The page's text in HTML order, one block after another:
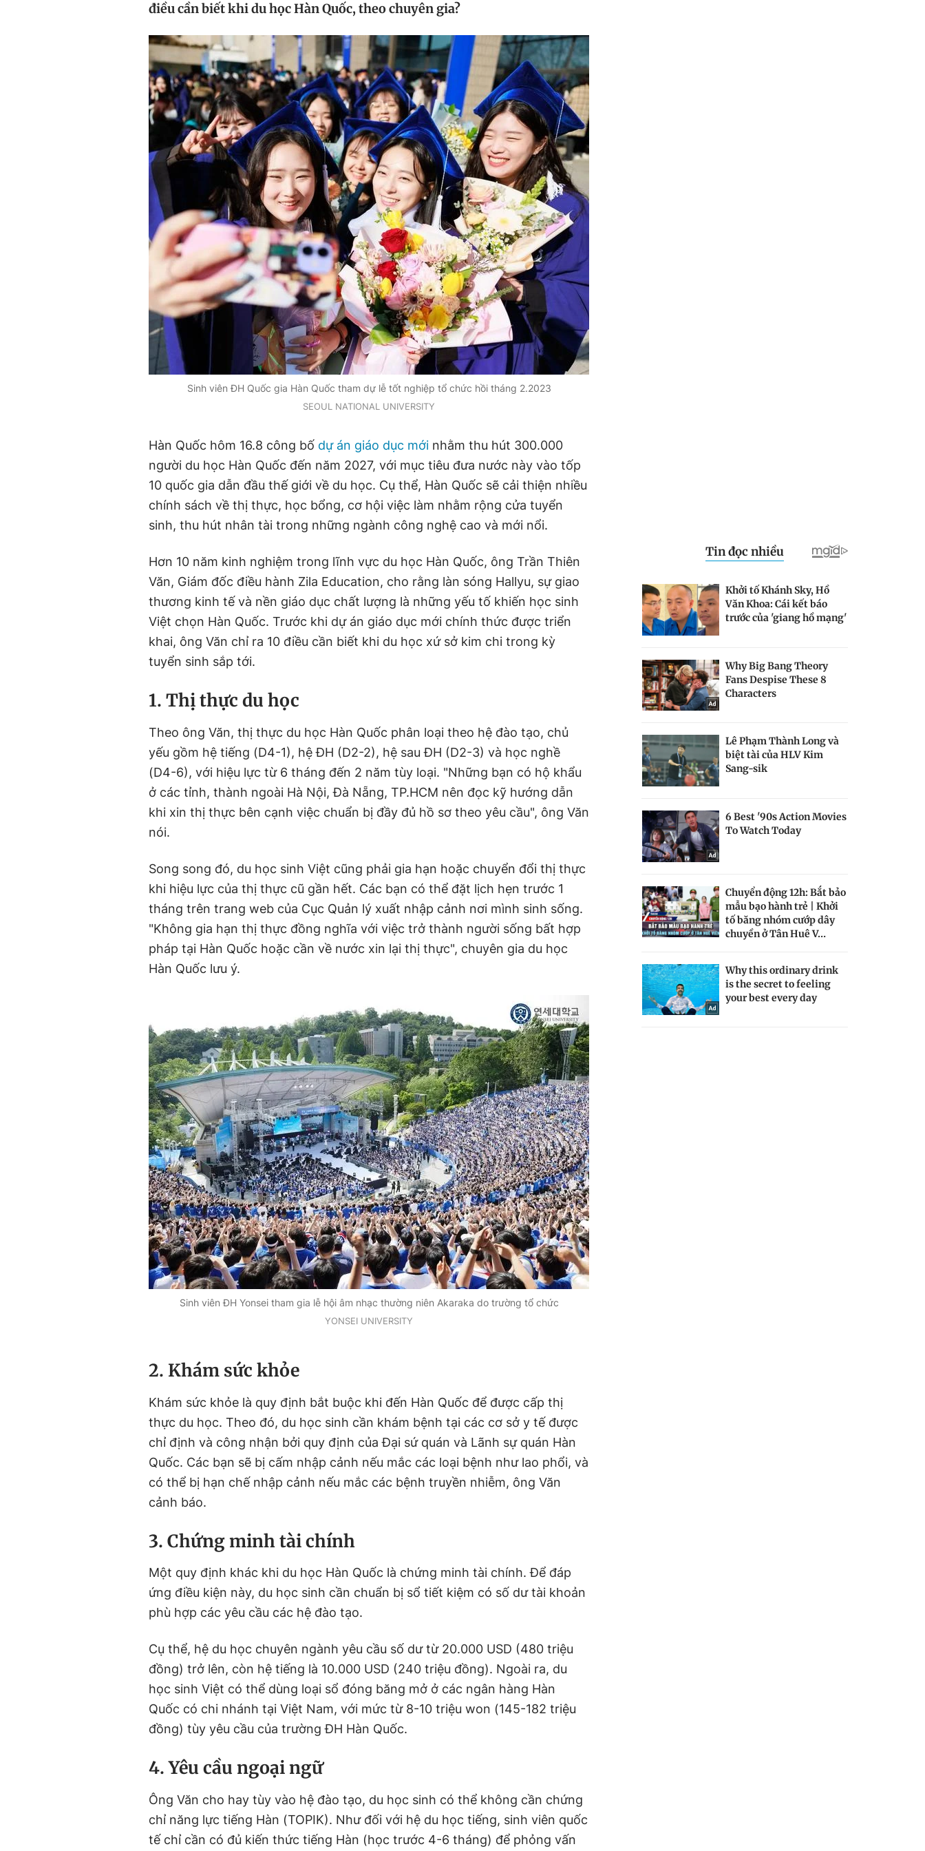
điều cần biết khi du học Hàn Quốc, theo chuyên gia?
Sinh viên ĐH Quốc gia Hàn Quốc tham dự lễ tốt nghiệp tổ chức hồi tháng 2.2023
SEOUL NATIONAL UNIVERSITY
Hàn Quốc hôm 16.8 công bố dự án giáo dục mới nhằm thu hút 300.000
người du học Hàn Quốc đến năm 2027, với mục tiêu đưa nước này vào tốp
10 quốc gia dẫn đầu thế giới về du học. Cụ thể, Hàn Quốc sẽ cải thiện nhiều
chính sách về thị thực, học bổng, cơ hội việc làm nhằm rộng cửa tuyển
sinh, thu hút nhân tài trong những ngành công nghệ cao và mới nổi.
Hơn 10 năm kinh nghiệm trong lĩnh vực du học Hàn Quốc, ông Trần Thiên
Văn, Giám đốc điều hành Zila Education, cho rằng làn sóng Hallyu, sự giao
thương kinh tế và nền giáo dục chất lượng là những yếu tố khiến học sinh
Việt chọn Hàn Quốc. Trước khi dự án giáo dục mới chính thức được triển
khai, ông Văn chỉ ra 10 điều cần biết khi du học xứ sở kim chi trong kỳ
tuyển sinh sắp tới.
1. Thị thực du học
Theo ông Văn, thị thực du học Hàn Quốc phân loại theo hệ đào tạo, chủ
yếu gồm hệ tiếng (D4-1), hệ ĐH (D2-2), hệ sau ĐH (D2-3) và học nghề
(D4-6), với hiệu lực từ 6 tháng đến 2 năm tùy loại. "Những bạn có hộ khẩu
ở các tỉnh, thành ngoài Hà Nội, Đà Nẵng, TP.HCM nên đọc kỹ hướng dẫn
khi xin thị thực bên cạnh việc chuẩn bị đầy đủ hồ sơ theo yêu cầu", ông Văn
nói.
Song song đó, du học sinh Việt cũng phải gia hạn hoặc chuyển đổi thị thực
khi hiệu lực của thị thực cũ gần hết. Các bạn có thể đặt lịch hẹn trước 1
tháng trên trang web của Cục Quản lý xuất nhập cảnh nơi mình sinh sống.
"Không gia hạn thị thực đồng nghĩa với việc trở thành người sống bất hợp
pháp tại Hàn Quốc hoặc cần về nước xin lại thị thực", chuyên gia du học
Hàn Quốc lưu ý.
Sinh viên ĐH Yonsei tham gia lễ hội âm nhạc thường niên Akaraka do trường tổ chức
YONSEI UNIVERSITY
2. Khám sức khỏe
Khám sức khỏe là quy định bắt buộc khi đến Hàn Quốc để được cấp thị
thực du học. Theo đó, du học sinh cần khám bệnh tại các cơ sở y tế được
chỉ định và công nhận bởi quy định của Đại sứ quán và Lãnh sự quán Hàn
Quốc. Các bạn sẽ bị cấm nhập cảnh nếu mắc các loại bệnh như lao phổi, và
có thể bị hạn chế nhập cảnh nếu mắc các bệnh truyền nhiễm, ông Văn
cảnh báo.
3. Chứng minh tài chính
Một quy định khác khi du học Hàn Quốc là chứng minh tài chính. Để đáp
ứng điều kiện này, du học sinh cần chuẩn bị sổ tiết kiệm có số dư tài khoản
phù hợp các yêu cầu các hệ đào tạo.
Cụ thể, hệ du học chuyên ngành yêu cầu số dư từ 20.000 USD (480 triệu
đồng) trở lên, còn hệ tiếng là 10.000 USD (240 triệu đồng). Ngoài ra, du
học sinh Việt có thể dùng loại sổ đóng băng mở ở các ngân hàng Hàn
Quốc có chi nhánh tại Việt Nam, với mức từ 8-10 triệu won (145-182 triệu
đồng) tùy yêu cầu của trường ĐH Hàn Quốc.
4. Yêu cầu ngoại ngữ
Ông Văn cho hay tùy vào hệ đào tạo, du học sinh có thể không cần chứng
chỉ năng lực tiếng Hàn (TOPIK). Như đối với hệ du học tiếng, sinh viên quốc
tế chỉ cần có đủ kiến thức tiếng Hàn (học trước 4-6 tháng) để phỏng vấn